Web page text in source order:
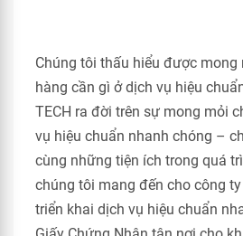
Chúng tôi thấu hiểu được mong
hàng cần gì ở dịch vụ hiệu
TECH ra đời trên sự mong mỏi
vụ hiệu chuẩn nhanh chóng –
cùng những tiện ích trong quá
chúng tôi mang đến cho công
triển khai dịch vụ hiệu chuẩn